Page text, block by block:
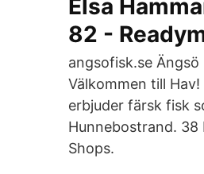
Elsa
82 -
angsofisk.se Ängsö
Välkommen till
erbjuder färsk fisk
Hunnebostrand. 38
Shops.